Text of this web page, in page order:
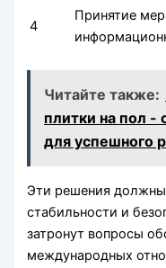
4
Принятие
Читайте также:
плитки на пол -
для успешного
Эти решения
стабильности и
затронут вопросы
международных